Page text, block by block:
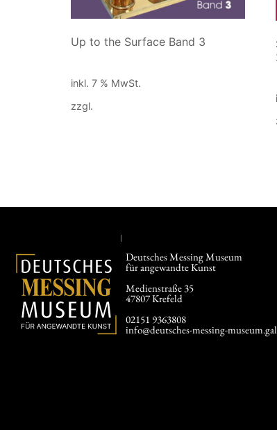
Up to the Surface Band 3
inkl. 7 % MwSt.
zzgl.
Deutsches Messing Museum
für angewandte Kunst
Medienstraße 35
47807 Krefeld
02151 9363808
info@deutsches-messing-